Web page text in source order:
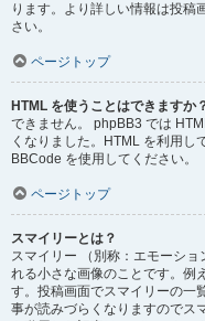
ります。より詳しい情報は投稿
さい。
ページトップ
HTML を使うことはできますか
できません。 phpBB3 では
くなりました。HTML を利用し
BBCode を使用してください。
ページトップ
スマイリーとは？
スマイリー （別称：エモーシ
れる小さな画像のことです。例
す。投稿画面でスマイリーの一
事が読みづらくなりますのでス